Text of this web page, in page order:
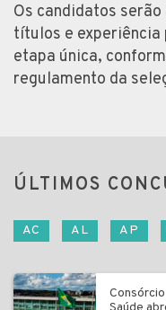
Os candidatos
títulos e
etapa única,
regulamento da
ÚLTIMOS
AC AL AP